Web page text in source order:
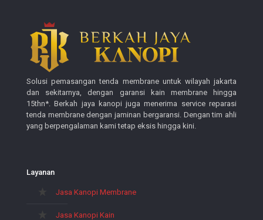
Solusi pemasangan tenda membrane untuk wilayah jakarta
dan sekitarnya, dengan garansi kain membrane hingga
15thn*. Berkah jaya kanopi juga menerima service reparasi
tenda membrane dengan jaminan bergaransi. Dengan tim ahli
yang berpengalaman kami tetap eksis hingga kini.
Layanan
Jasa Kanopi Membrane
Jasa Kanopi Kain